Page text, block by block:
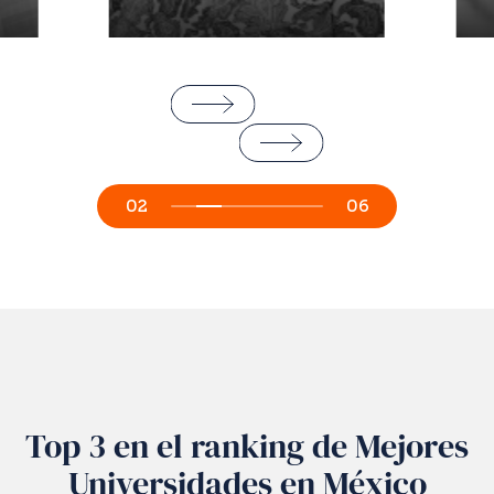
03 06
Top 3 en el ranking de Mejores
Universidades en México